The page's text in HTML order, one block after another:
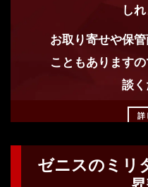
し
お取り寄せや保
こともあります
談く
詳
ゼニスのミリ